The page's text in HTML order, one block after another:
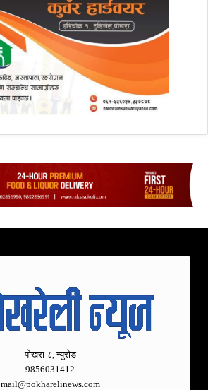
पोखरा-८, न्युरोड
9856031412
mail@pokharelinews.com